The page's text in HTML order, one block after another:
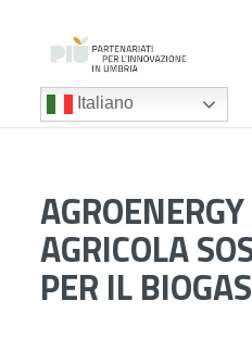
Italiano
AGRICOLA
PER IL BIOGAS